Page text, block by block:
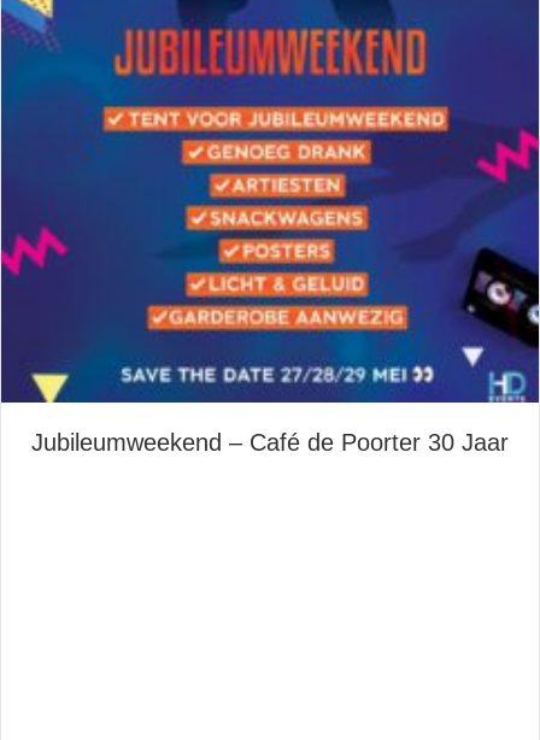
Jubileumweekend – Café de Poorter 30 Jaar